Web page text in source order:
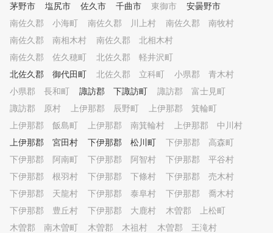
茅野市
塩尻市 佐久市 千曲市 東御市
安曇野市
南佐久郡 小海町
南佐久郡 川上村
南佐久郡 南牧村
南佐久郡 南相木村
南佐久郡 北相木村
南佐久郡 佐久穂町
北佐久郡 軽井沢町
北佐久郡 御代田町
北佐久郡 立科町
小県郡 青木村
小県郡 長和町
諏訪郡 下諏訪町
諏訪郡 富士見町
諏訪郡 原村
上伊那郡 辰野町
上伊那郡 箕輪町
上伊那郡 飯島町
上伊那郡 南箕輪村
上伊那郡 中川村
上伊那郡 宮田村
下伊那郡 松川町
下伊那郡 高森町
下伊那郡 阿南町
下伊那郡 阿智村
下伊那郡 平谷村
下伊那郡 根羽村
下伊那郡 下條村
下伊那郡 売木村
下伊那郡 天龍村
下伊那郡 泰阜村
下伊那郡 喬木村
下伊那郡 豊丘村
下伊那郡 大鹿村
木曽郡 上松町
木曽郡 南木曽町
木曽郡 木祖村
木曽郡 王滝村